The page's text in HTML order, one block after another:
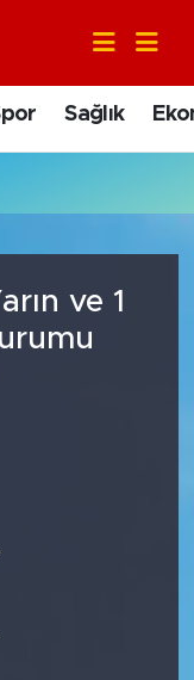
Sağlık
ve 1